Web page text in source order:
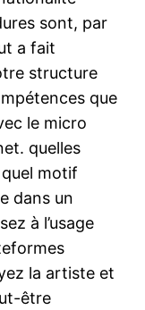
sont, par
a fait
structure
que
le micro
quelles
motif
dans un
à l’usage
la artiste et
être